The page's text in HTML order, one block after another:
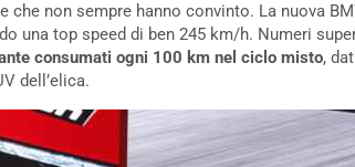
non sempre hanno convinto. La nuova
una top speed di ben 245 km/h. Numeri
consumati ogni 100 km nel ciclo misto,
dell’elica.